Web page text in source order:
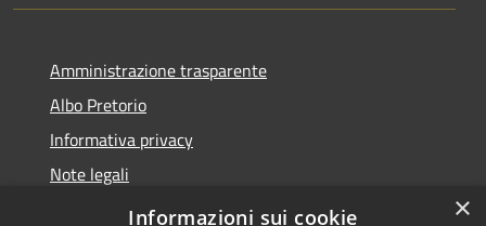
Amministrazione trasparente
Albo Pretorio
Informativa privacy
Note legali
Dichiarazione di accessibilità
×
Informazioni sui cookie